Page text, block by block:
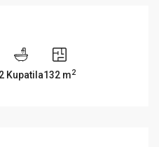
2 Kupatila132 m2